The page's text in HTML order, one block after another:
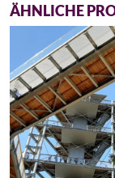
ÄHNLICHE